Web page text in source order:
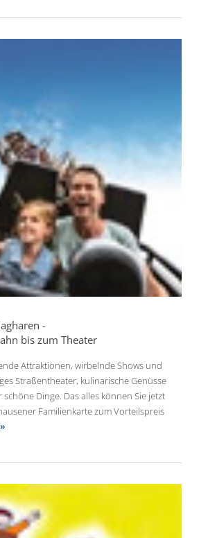
-
bis zum Theater
Attraktionen, wirbelnde Shows und
Straßentheater, kulinarische Genüsse
Dinge. Das alles können Sie jetzt
Familienkarte zum Vorteilspreis